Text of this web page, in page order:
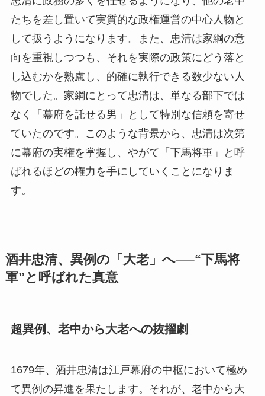
たちを差し置いて実質的な政権運営の中心人物と
して扱うようになります。また、忠清は家綱の意
向を重視しつつも、それを実際の政策にどう落と
し込むかを熟慮し、的確に執行できる数少ない人
物でした。家綱にとって忠清は、単なる部下では
なく「幕府を託せる男」として特別な信頼を寄せ
ていたのです。このような背景から、忠清は次第
に幕府の実権を掌握し、やがて「下馬将軍」と呼
ばれるほどの権力を手にしていくことになりま
す。
酒井忠清、異例の「大老」へ──“下馬将
軍”と呼ばれた真意
超異例、老中から大老への抜擢劇
1679年、酒井忠清は江戸幕府の中枢において極め
て異例の昇進を果たします。それが、老中から大